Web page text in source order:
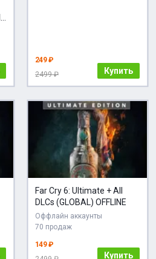
249 ₽
2499 ₽
Купить
Far Cry 6: Ultimate + All
DLCs (GLOBAL) OFFLINE
Оффлайн аккаунты
70 продаж
149 ₽
Купить